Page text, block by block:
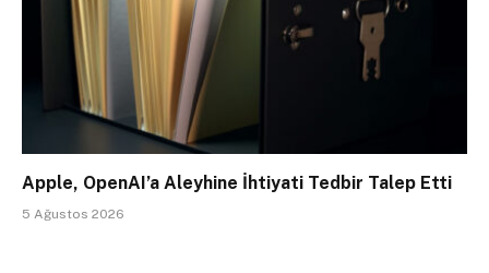
Apple, OpenAI’a Aleyhine İhtiyati Tedbir Talep Etti
5 Ağustos 2026